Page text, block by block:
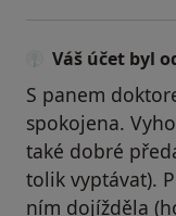
Váš účet byl
S panem
spokojena.
také dobré
tolik vyptávat).
ním dojížděla